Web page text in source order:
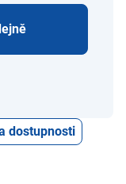
dostupnosti